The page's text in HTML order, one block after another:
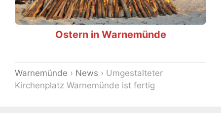
Ostern in Warnemünde
Warnemünde › News › Umgestalteter
Kirchenplatz Warnemünde ist fertig